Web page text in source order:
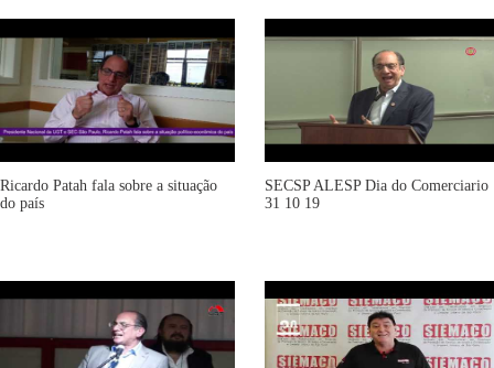
Ricardo Patah fala sobre a situação
do país
SECSP ALESP Dia do Comerciario
31 10 19